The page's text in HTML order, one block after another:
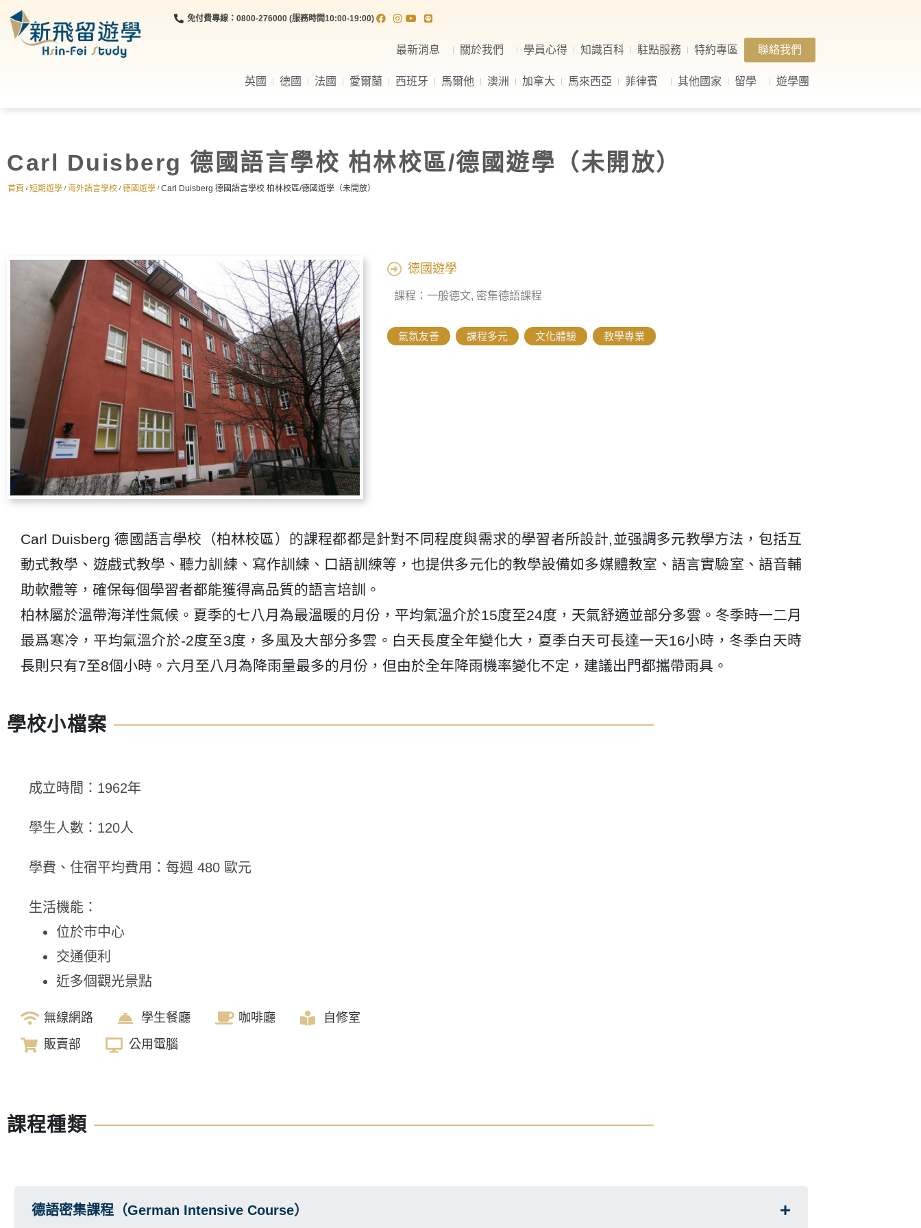
免付費專線：0800-276000 (服務時間10:00-19:00)
最新消息 關於我們 學員心得 知識百科 駐點服務 特約專區 聯絡我們
英國 德國 法國 愛爾蘭 西班牙 馬爾他 澳洲 加拿大 馬來西亞 菲律賓 其他國家 留學 遊學團
Carl Duisberg 德國語言學校 柏林校區/德國遊學（未開放）
首頁 / 短期遊學 / 海外語言學校 / 德國遊學 / Carl Duisberg 德國語言學校 柏林校區/德國遊學（未開放）
德國遊學
課程：一般德文, 密集德語課程
氣氛友善 課程多元 文化體驗 教學專業
Carl Duisberg 德國語言學校（柏林校區）的課程都都是針對不同程度與需求的學習者所設計,並强調多元教學方法，包括互
動式教學、遊戲式教學、聽力訓練、寫作訓練、口語訓練等，也提供多元化的教學設備如多媒體教室、語言實驗室、語音輔
助軟體等，確保每個學習者都能獲得高品質的語言培訓。
柏林屬於溫帶海洋性氣候。夏季的七八月為最溫暖的月份，平均氣溫介於15度至24度，天氣舒適並部分多雲。冬季時一二月
最爲寒冷，平均氣溫介於-2度至3度，多風及大部分多雲。白天長度全年變化大，夏季白天可長達一天16小時，冬季白天時
長則只有7至8個小時。六月至八月為降雨量最多的月份，但由於全年降雨機率變化不定，建議出門都攜帶雨具。
學校小檔案
成立時間：1962年
學生人數：120人
學費、住宿平均費用：每週 480 歐元
生活機能：
位於市中心
交通便利
近多個觀光景點
無線網路 學生餐廳 咖啡廳
自修室
販賣部
公用電腦
課程種類
德語密集課程（German Intensive Course）